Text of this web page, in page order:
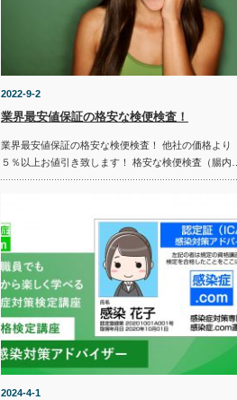
2022-9-2
業界最安値保証の格安な検便検査！
業界最安値保証の格安な検便検査！ 他社の価格より
５％以上お値引き致します！ 格安な検便検査（腸内…
2024-4-1